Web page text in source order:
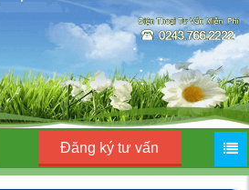
Đăng ký tư vấn